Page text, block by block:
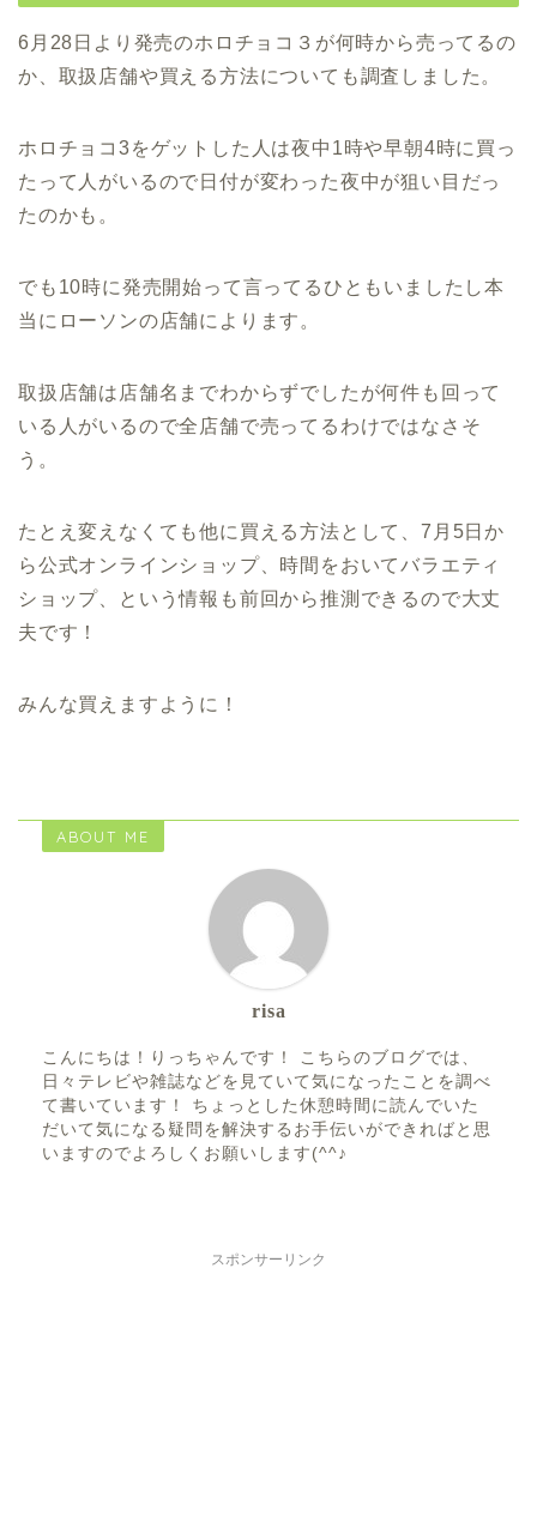
6月28日より発売のホロチョコ３が何時から売ってるの
か、取扱店舗や買える方法についても調査しました。
ホロチョコ3をゲットした人は夜中1時や早朝4時に買っ
たって人がいるので日付が変わった夜中が狙い目だっ
たのかも。
でも10時に発売開始って言ってるひともいましたし本
当にローソンの店舗によります。
取扱店舗は店舗名までわからずでしたが何件も回って
いる人がいるので全店舗で売ってるわけではなさそ
う。
たとえ変えなくても他に買える方法として、7月5日か
ら公式オンラインショップ、時間をおいてバラエティ
ショップ、という情報も前回から推測できるので大丈
夫です！
みんな買えますように！
ABOUT ME
risa
こんにちは！りっちゃんです！ こちらのブログでは、
日々テレビや雑誌などを見ていて気になったことを調べ
て書いています！ ちょっとした休憩時間に読んでいた
だいて気になる疑問を解決するお手伝いができればと思
いますのでよろしくお願いします(^^♪
スポンサーリンク